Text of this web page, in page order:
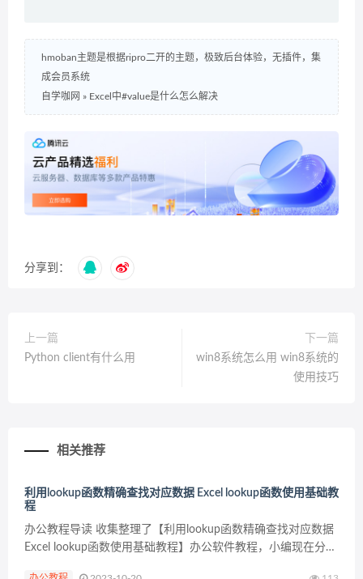
hmoban主题是根据ripro二开的主题，极致后台体验，无插件，集
成会员系统
自学咖网 » Excel中#value是什么怎么解决
分享到：
上一篇
Python client有什么用
下一篇
win8系统怎么用 win8系统的
使用技巧
相关推荐
利用lookup函数精确查找对应数据 Excel lookup函数使用基础教
程
办公教程导读 收集整理了【利用lookup函数精确查找对应数据
Excel lookup函数使用基础教程】办公软件教程，小编现在分享